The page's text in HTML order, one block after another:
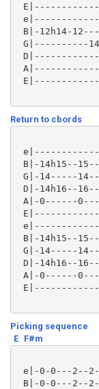
B|-12h14-
G|----------
Return to cbords
B|-14h15--
G|-14-----
D|-14h16--
A|-0------0---
B|-14h15--
G|-14-----14--
D|-14h16--
A|-0------
Picking sequence
E F#m
e|-0-0---
B|-0-0---2--